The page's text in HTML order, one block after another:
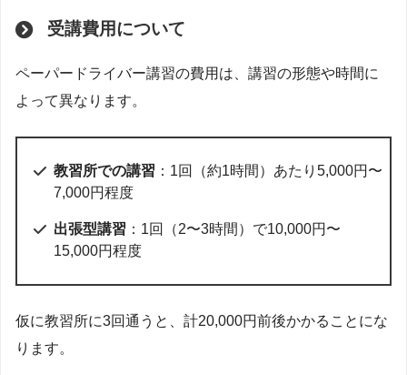
受講費用について
ペーパードライバー講習の費用は、講習の形態や時間に
よって異なります。
教習所での講習 ：1回（約1時間）あたり5,000円〜
7,000円程度
出張型講習 ：1回（2〜3時間）で10,000円〜
15,000円程度
仮に教習所に3回通うと、計20,000円前後かかることにな
ります。